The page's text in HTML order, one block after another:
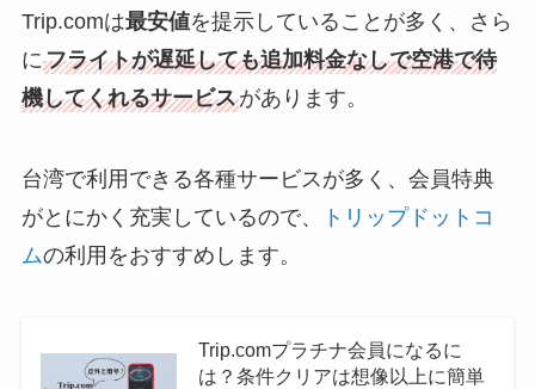
Trip.comは最安値を提示していることが多く、さら
にフライトが遅延しても追加料金なしで空港で待
機してくれるサービスがあります。
台湾で利用できる各種サービスが多く、会員特典
がとにかく充実しているので、
トリップドットコ
ムの利用をおすすめします。
Trip.comプラチナ会員になるに
は？条件クリアは想像以上に簡単